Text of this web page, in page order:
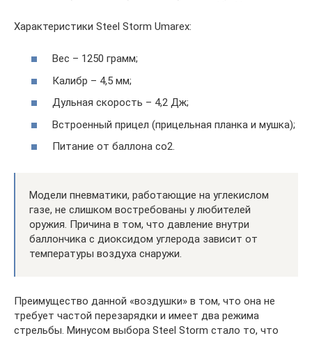
Характеристики Steel Storm Umarex:
Вес – 1250 грамм;
Калибр – 4,5 мм;
Дульная скорость – 4,2 Дж;
Встроенный прицел (прицельная планка и мушка);
Питание от баллона co2.
Модели пневматики, работающие на углекислом
газе, не слишком востребованы у любителей
оружия. Причина в том, что давление внутри
баллончика с диоксидом углерода зависит от
температуры воздуха снаружи.
Преимущество данной «воздушки» в том, что она не
требует частой перезарядки и имеет два режима
стрельбы. Минусом выбора Steel Storm стало то, что